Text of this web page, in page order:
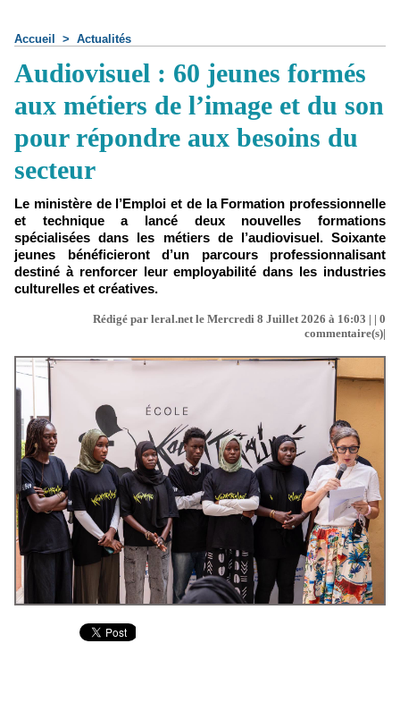
Accueil > Actualités
Audiovisuel : 60 jeunes formés
aux métiers de l’image et du son
pour répondre aux besoins du
secteur
Le ministère de l’Emploi et de la Formation professionnelle
et technique a lancé deux nouvelles formations
spécialisées dans les métiers de l’audiovisuel. Soixante
jeunes bénéficieront d’un parcours professionnalisant
destiné à renforcer leur employabilité dans les industries
culturelles et créatives.
Rédigé par leral.net le Mercredi 8 Juillet 2026 à 16:03 | | 0
commentaire(s)|